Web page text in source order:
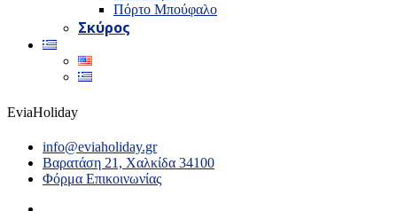
Πόρτο Μπούφαλο
Σκύρος
EviaHoliday
info@eviaholiday.gr
Βαρατάση 21, Χαλκίδα 34100
Φόρμα Επικοινωνίας